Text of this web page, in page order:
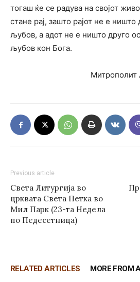
тогаш ќе се радува на својот
стане рај, зашто рајот не е ништо
љубов, а адот не е ништо друго
љубов кон Бога.
Митрополит
Previous article
Света Литургија во
црквата Света Петка во
Мил Парк (23-та Недела
по Педесетница)
RELATED ARTICLES MORE FROM